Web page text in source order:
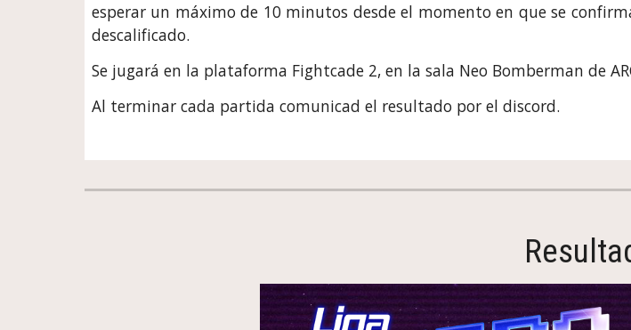
esperar un máximo de 10 minutos desde el momento en que se
descalificado.
Se jugará en la plataforma Fightcade 2, en la sala Neo Bomberman de
Al terminar cada partida comunicad el resultado por el discord.